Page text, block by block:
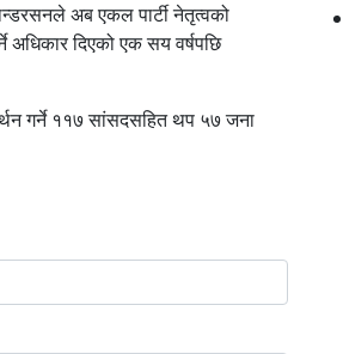
अब एकल पार्टी नेतृत्वको
अधिकार दिएको एक सय वर्षपछि
गर्ने ११७ सांसदसहित थप ५७ जना